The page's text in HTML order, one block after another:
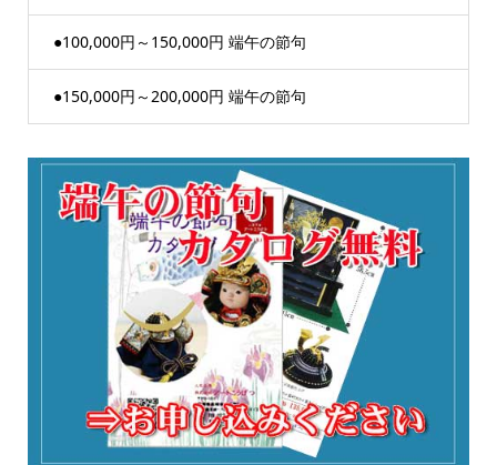
●100,000円～150,000円 端午の節句
●150,000円～200,000円 端午の節句